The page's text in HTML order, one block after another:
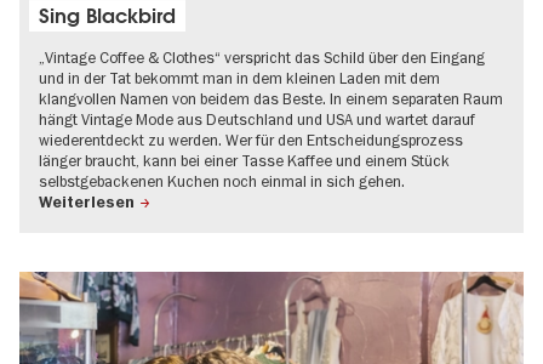
Sing Blackbird
„Vintage Coffee & Clothes“ verspricht das Schild über den Eingang
und in der Tat bekommt man in dem kleinen Laden mit dem
klangvollen Namen von beidem das Beste. In einem separaten Raum
hängt Vintage Mode aus Deutschland und USA und wartet darauf
wiederentdeckt zu werden. Wer für den Entscheidungsprozess
länger braucht, kann bei einer Tasse Kaffee und einem Stück
selbstgebackenen Kuchen noch einmal in sich gehen.
Weiterlesen